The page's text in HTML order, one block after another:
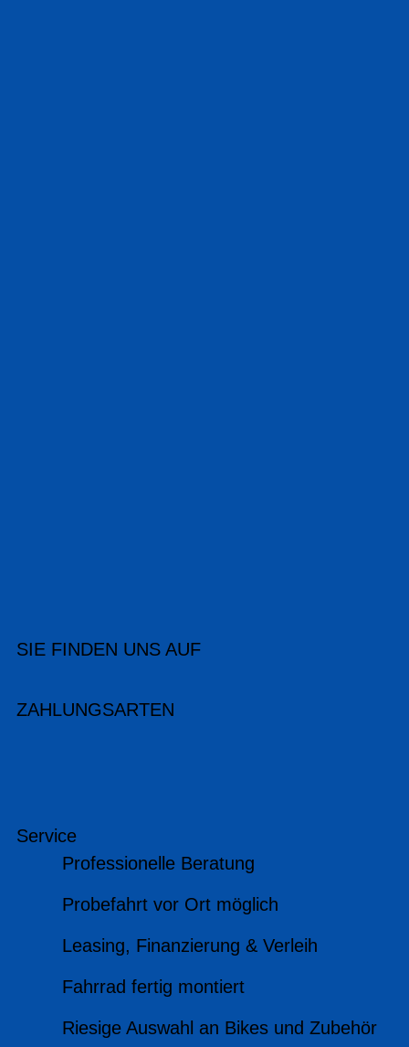
SIE FINDEN UNS AUF
ZAHLUNGSARTEN
Service
Professionelle Beratung
Probefahrt vor Ort möglich
Leasing, Finanzierung & Verleih
Fahrrad fertig montiert
Riesige Auswahl an Bikes und Zubehör